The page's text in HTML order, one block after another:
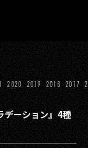
2020 2019 2018 2017
デーション』4種